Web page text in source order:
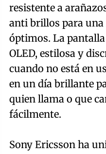
resistente a
anti brillos para
óptimos. La
OLED, estilosa y
cuando no está en
en un día brillante
quien llama o que
fácilmente.
Sony Ericsson ha